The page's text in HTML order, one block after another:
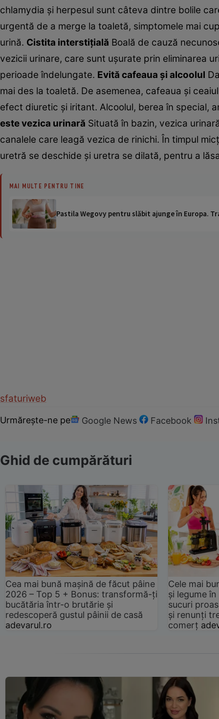
chlamydia şi herpesul sunt câteva dintre bolile
urgentă de a merge la toaletă, simptomele mai
urină. Cistita interstiţială Boală de cauză
vezicii urinare, care sunt uşurate prin eliminarea
perioade îndelungate. Evită cafeaua şi alcoolul
mai des la toaletă. De asemenea, cafeaua şi
efect diuretic şi iritant. Alcoolul, berea în special,
este vezica urinară Situată în bazin, vezica
canalele care leagă vezica de rinichi. În timpul
uretră se deschide şi uretra se dilată, pentru a
MAI MULTE PENTRU TINE
Pastila Wegovy pentru slăbit ajunge în Europa.
sfaturiweb
Urmărește-ne pe Google News Facebook
Ghid de cumpărături
Cea mai bună mașină de făcut pâine
2026 – Top 5 + Bonus: transformă-ți
bucătăria într-o brutărie și
redescoperă gustul pâinii de casă
adevarul.ro
Cele mai
și legume
sucuri
și renunți
comerț